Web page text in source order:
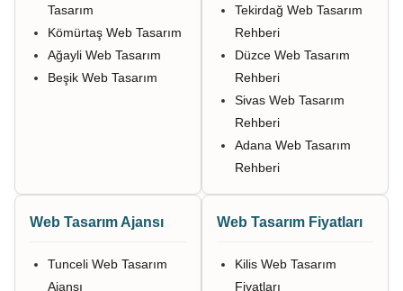
Tasarım
Kömürtaş Web Tasarım
Ağayli Web Tasarım
Beşik Web Tasarım
Tekirdağ Web Tasarım
Rehberi
Düzce Web Tasarım
Rehberi
Sivas Web Tasarım
Rehberi
Adana Web Tasarım
Rehberi
Web Tasarım Ajansı
Tunceli Web Tasarım
Ajansı
Web Tasarım Fiyatları
Kilis Web Tasarım
Fiyatları